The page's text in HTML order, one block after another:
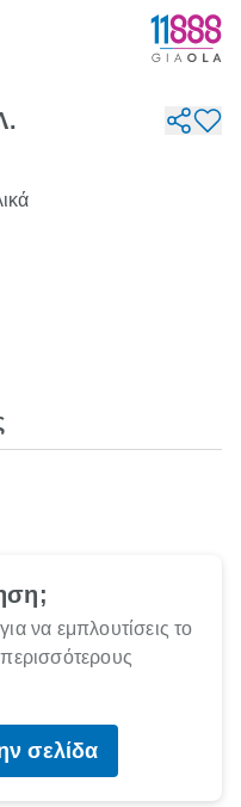
να εμπλουτίσεις το
σελίδα